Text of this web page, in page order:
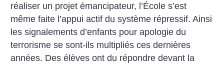
réaliser un projet émancipateur, l’École s’est
même faite l’appui actif du système répressif. Ainsi
les signalements d’enfants pour apologie du
terrorisme se sont-ils multipliés ces dernières
années. Des élèves ont du répondre devant la